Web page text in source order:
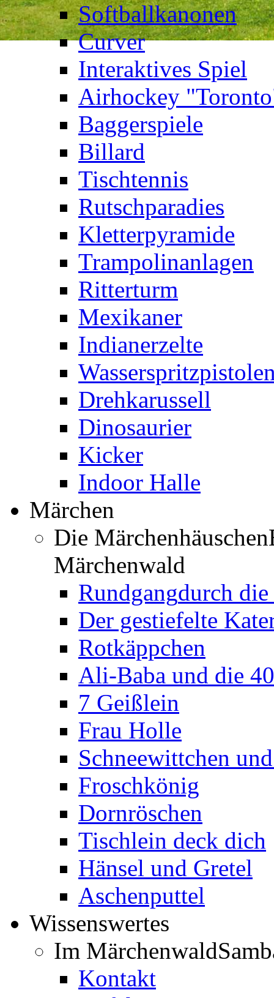
Softballkanonen
Curver
Interaktives Spiel
Airhockey
Baggerspiele
Billard
Tischtennis
Rutschparadies
Kletterpyramide
Trampolinanlagen
Ritterturm
Mexikaner
Indianerzelte
Drehkarussell
Dinosaurier
Kicker
Indoor Halle
Märchen
Die Märchenhäuschen
Märchenwald
Rundgangdurch die
Der gestiefelte
Rotkäppchen
Ali-Baba und die
7 Geißlein
Frau Holle
Schneewittchen
Froschkönig
Dornröschen
Tischlein deck dich
Hänsel und Gretel
Aschenputtel
Wissenswertes
Im Märchenwald
Kontakt